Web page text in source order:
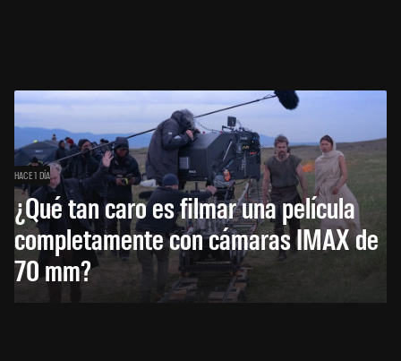
HACE 1 DÍA
¿Qué tan caro es filmar una película
completamente con cámaras IMAX de
70 mm?